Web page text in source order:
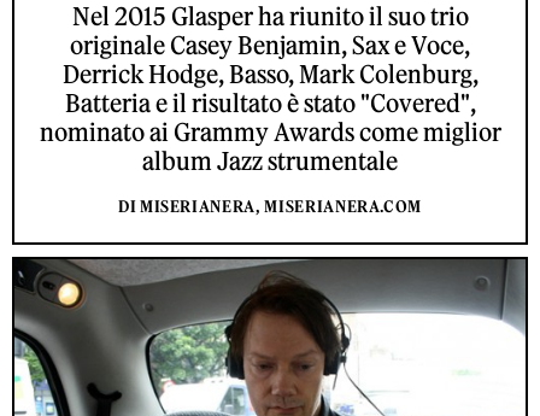
Nel 2015 Glasper ha riunito il suo trio
originale Casey Benjamin, Sax e Voce,
Derrick Hodge, Basso, Mark Colenburg,
Batteria e il risultato è stato "Covered",
nominato ai Grammy Awards come miglior
album Jazz strumentale
DI MISERIANERA, MISERIANERA.COM